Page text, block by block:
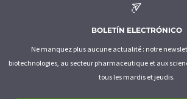
BOLETÍN ELECTRÓNICO
Ne manquez plus aucune actualité : notre
biotechnologies, au secteur pharmaceutique et aux
tous les mardis et jeudis.